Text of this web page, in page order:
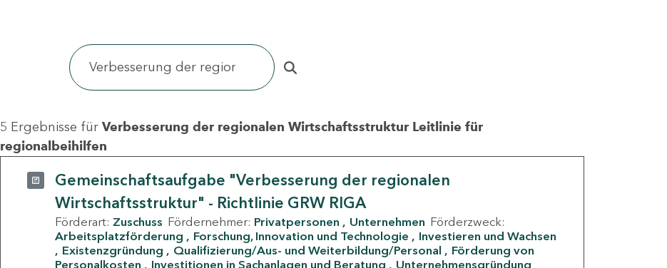
5 Ergebnisse für Verbesserung der regionalen Wirtschaftsstruktur Leitlinie für
regionalbeihilfen
Gemeinschaftsaufgabe "Verbesserung der regionalen
Wirtschaftsstruktur" - Richtlinie GRW RIGA
Förderart: Zuschuss Fördernehmer: Privatpersonen Unternehmen Förderzweck:
Arbeitsplatzförderung
Forschung, Innovation und Technologie
Investieren und Wachsen
Existenzgründung
Qualifizierung/Aus- und Weiterbildung/Personal
Förderung von
Personalkosten
Investitionen in Sachanlagen und Beratung Unternehmensgründung